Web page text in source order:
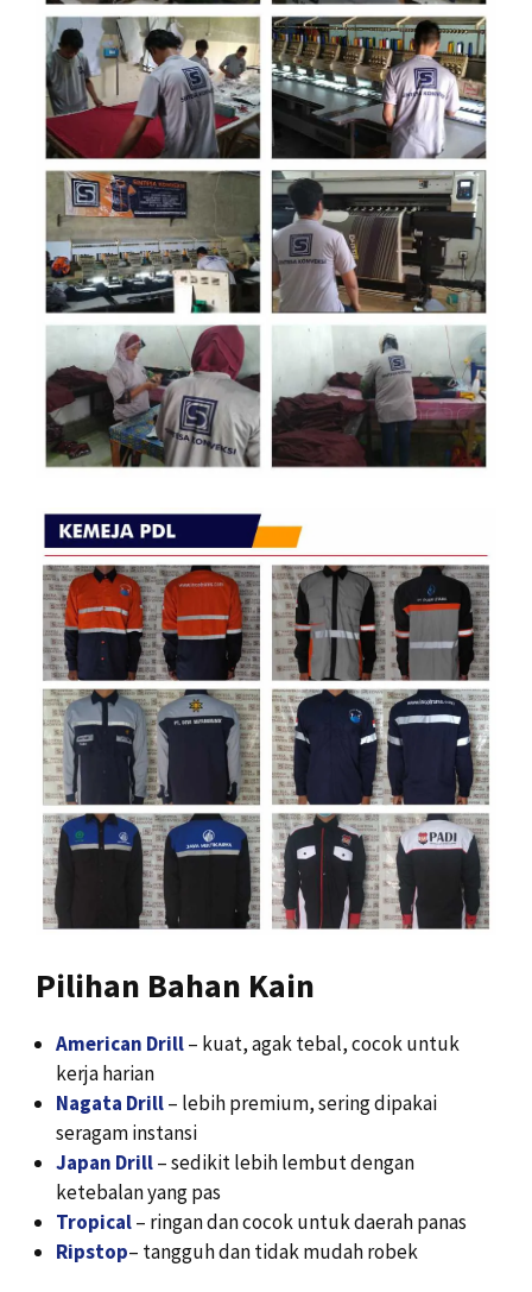
Pilihan Bahan Kain
American Drill– kuat, agak tebal, cocok untuk
kerja harian
Nagata Drill– lebih premium, sering dipakai
seragam instansi
Japan Drill– sedikit lebih lembut dengan
ketebalan yang pas
Tropical– ringan dan cocok untuk daerah panas
Ripstop– tangguh dan tidak mudah robek